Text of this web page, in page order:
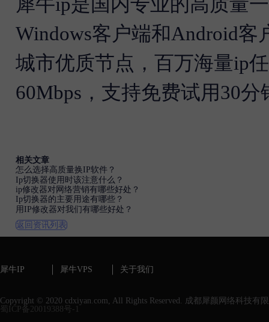
Windows客户端和Android
城市优质节点，百万海量ip
60Mbps，支持免费试用30分
相关文章
怎么选择高质量换IP软件？
Ip切换器使用时该注意什么？
ip修改器对网络营销有哪些好处？
Ip切换器的主要用途有哪些？
用IP修改器对我们有哪些好处？
返回资讯列表
犀牛IP 犀牛VPS 关于我们
Copyright © 2020 cdxiyan.com, All Rights Reserved. 成都犀颜网络科技有
蜀ICP备20019388号-1